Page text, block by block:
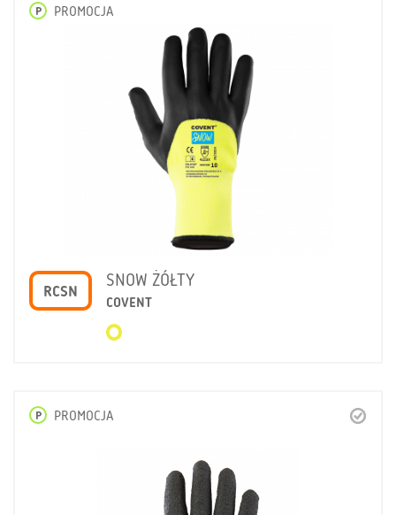
P PROMOCJA
RCSN
SNOW ŻÓŁTY
COVENT
P PROMOCJA